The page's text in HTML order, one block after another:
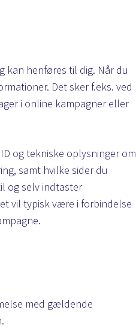
kan henføres til dig. Når du
Det sker f.eks. ved
i online kampagner eller
og tekniske oplysninger om
samt hvilke sider du
og selv indtaster
vil typisk være i forbindelse
med gældende